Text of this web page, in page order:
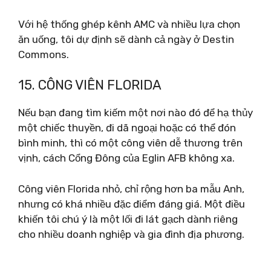
Với hệ thống ghép kênh AMC và nhiều lựa chọn
ăn uống, tôi dự định sẽ dành cả ngày ở Destin
Commons.
15. CÔNG VIÊN FLORIDA
Nếu bạn đang tìm kiếm một nơi nào đó để hạ thủy
một chiếc thuyền, đi dã ngoại hoặc có thể đón
bình minh, thì có một công viên dễ thương trên
vịnh, cách Cổng Đông của Eglin AFB không xa.
Công viên Florida nhỏ, chỉ rộng hơn ba mẫu Anh,
nhưng có khá nhiều đặc điểm đáng giá. Một điều
khiến tôi chú ý là một lối đi lát gạch dành riêng
cho nhiều doanh nghiệp và gia đình địa phương.